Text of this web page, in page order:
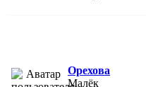
Орехова
Малёк